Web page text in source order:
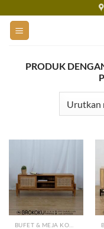
content
PRODUK